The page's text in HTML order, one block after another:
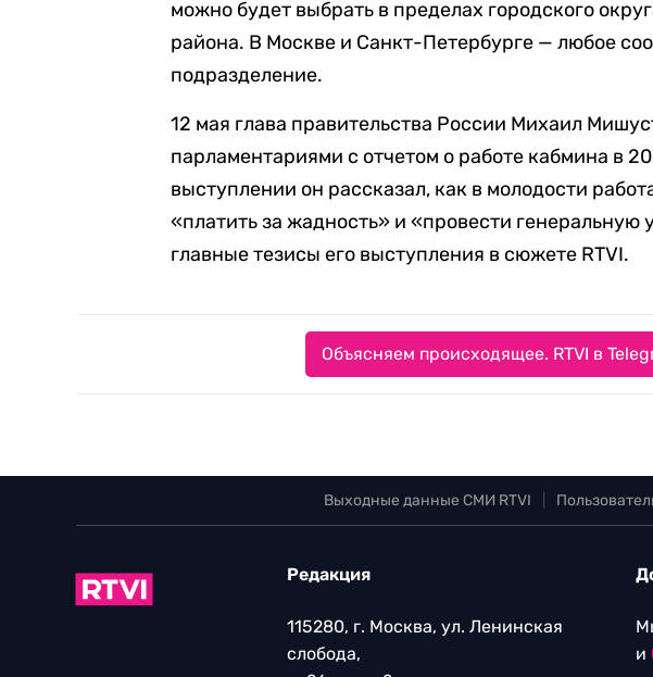
можно будет выбрать в пределах городского
района. В Москве и Санкт-Петербурге — любое
подразделение.
12 мая глава правительства России Михаил
парламентариями с отчетом о работе кабмина в
выступлении он рассказал, как в молодости
«платить за жадность» и «провести генеральную
главные тезисы его выступления в сюжете RTVI.
Объясняем происходящее. RTVI в
Выходные данные СМИ RTVI
Редакция
115280, г. Москва, ул. Ленинская
слобода,
и